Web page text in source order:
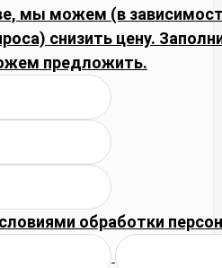
мы можем (в
снизить цену.
предложить.
обработки